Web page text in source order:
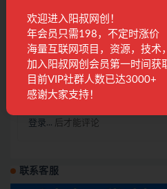
读书赚钱实战营
年入百万梦想,写
国内项目 2年前
发表回复
登录... 后才能评论
联系客服
欢迎进入阳叔网创！
年会员只需198，不定时涨价
海量互联网项目，资源，技术
加入阳叔网创会员第一时间获
目前VIP社群人数已达3000+
感谢大家支持！